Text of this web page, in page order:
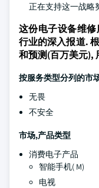
正在支持这一战略
这份电子设备维
行业的深入报道.
和预测(百万美元),
按服务类型分列的市
无畏
不安全
市场,产品类型
消费电子产品
智能手机( M)
电视